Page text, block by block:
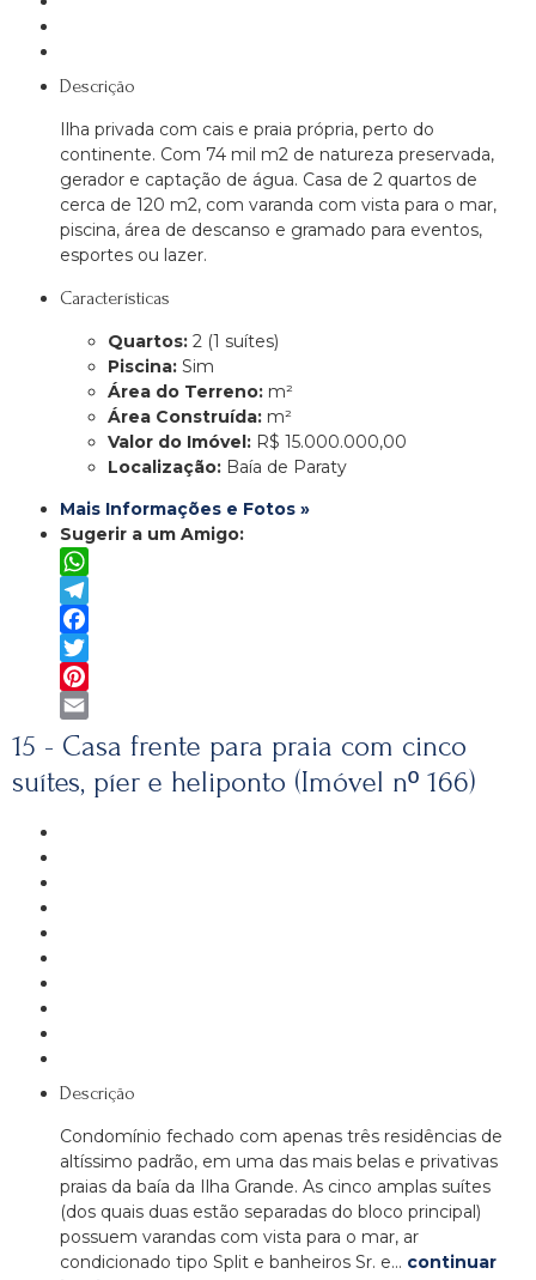
Descrição
Ilha privada com cais e praia própria, perto do
continente. Com 74 mil m2 de natureza preservada,
gerador e captação de água. Casa de 2 quartos de
cerca de 120 m2, com varanda com vista para o mar,
piscina, área de descanso e gramado para eventos,
esportes ou lazer.
Características
Quartos: 2 (1 suítes)
Piscina: Sim
Área do Terreno: m²
Área Construída: m²
Valor do Imóvel: R$ 15.000.000,00
Localização: Baía de Paraty
Mais Informações e Fotos »
Sugerir a um Amigo:
WhatsApp
Telegram
Facebook
Twitter
Pinterest
Email
15 - Casa frente para praia com cinco
suítes, píer e heliponto (Imóvel nº 166)
Descrição
Condomínio fechado com apenas três residências de
altíssimo padrão, em uma das mais belas e privativas
praias da baía da Ilha Grande. As cinco amplas suítes
(dos quais duas estão separadas do bloco principal)
possuem varandas com vista para o mar, ar
condicionado tipo Split e banheiros Sr. e… continuar